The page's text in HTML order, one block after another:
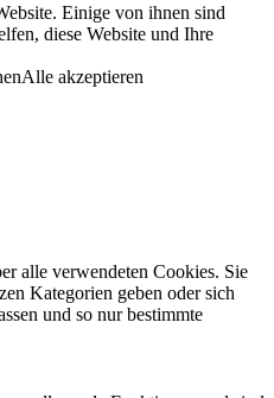
Einige von ihnen sind
diese Website und Ihre
Alle akzeptieren
alle verwendeten Cookies. Sie
Kategorien geben oder sich
und so nur bestimmte